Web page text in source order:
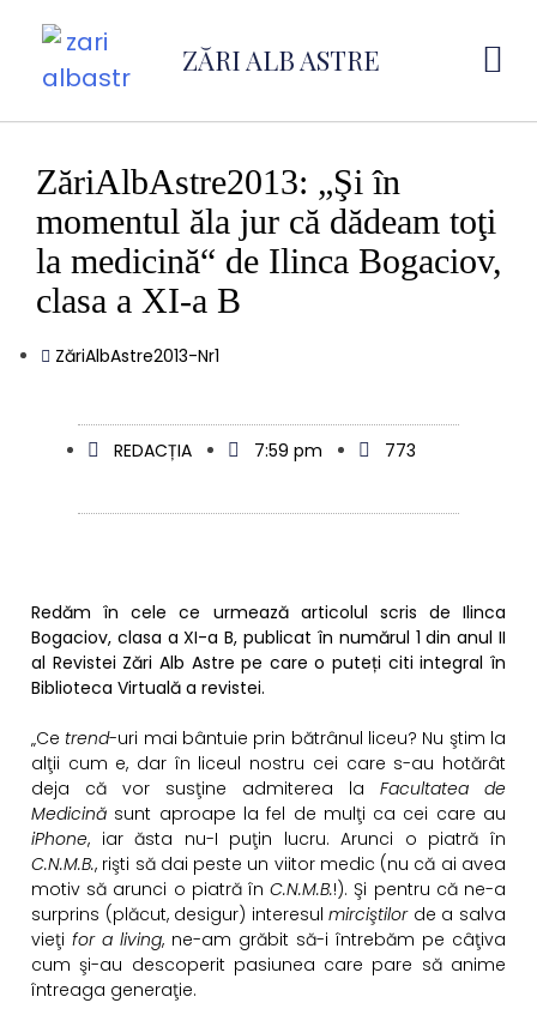
ZĂRI ALB ASTRE
ZăriAlbAstre2013: „Şi în
momentul ăla jur că dădeam toţi
la medicină“ de Ilinca Bogaciov,
clasa a XI-a B
ZăriAlbAstre2013-Nr1
REDACȚIA 7:59 pm 773
Redăm în cele ce urmează articolul scris de Ilinca
Bogaciov, clasa a XI-a B, publicat în numărul 1 din anul II
al Revistei Zări Alb Astre pe care o puteți citi integral în
Biblioteca Virtuală a revistei.
„Ce trend-uri mai bântuie prin bătrânul liceu? Nu ştim la
alţii cum e, dar în liceul nostru cei care s-au hotărât
deja că vor susţine admiterea la Facultatea de
Medicină sunt aproape la fel de mulţi ca cei care au
iPhone, iar ăsta nu-I puţin lucru. Arunci o piatră în
C.N.M.B., rişti să dai peste un viitor medic (nu că ai avea
motiv să arunci o piatră înC.N.M.B.!). Şi pentru că ne-a
surprins (plăcut, desigur) interesulmirciştilorde a salva
vieţi for a living, ne-am grăbit să-i întrebăm pe câţiva
cum şi-au descoperit pasiunea care pare să anime
întreaga generaţie.